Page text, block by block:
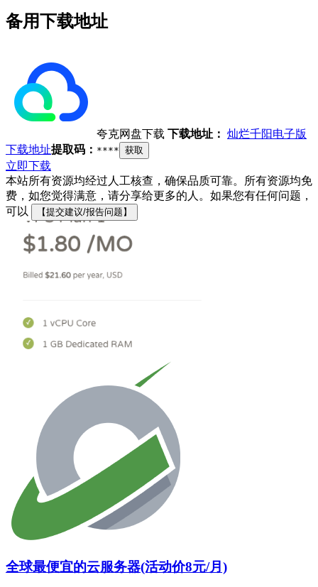
备用下载地址
夸克网盘下载 下载地址： 灿烂千阳电子版
下载地址提取码： **** 获取
立即下载
本站所有资源均经过人工核查，确保品质可靠。所有资源均免
费，如您觉得满意，请分享给更多的人。如果您有任何问题，
可以
【提交建议/报告问题】
全球最便宜的云服务器(活动价8元/月)